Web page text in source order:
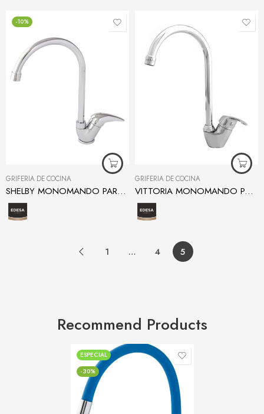
-10%
GRIFERÍA DE COCINA
SHELBY MONOMANDO PARA COCINA
GRIFERÍA DE COCINA
VITTORIA MONOMANDO PARA COCINA
1 … 4 5
Recommend Products
ESPECIAL
-30%